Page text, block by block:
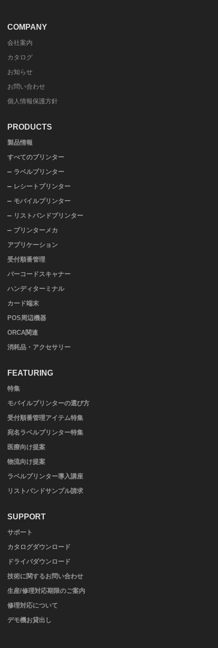
COMPANY
会社案内
カタログ
お知らせ
お問い合わせ
個人情報保護方針
PRODUCTS
製品情報
すべてのプリンター
ラベルプリンター
レシートプリンター
モバイルプリンター
リストバンドプリンター
プリンターメカ
アプリケーション
受付順番管理
バーコードスキャナー
ハンディターミナル
カード端末
POS周辺機器
ORCA関連
消耗品・アクセサリー
FEATURING
特集
モバイルプリンターの選び方
受付順番管理アイテム特集
宛名ラベルプリンター特集
医療向け提案
物流向け提案
ラベルプリンター導入講座
リストバンドサンプル請求
SUPPORT
サポート
カタログダウンロード
ドライバダウンロード
技術に関するお問い合わせ
生産/修理対応期限のご案内
修理対応について
デモ機お貸出し